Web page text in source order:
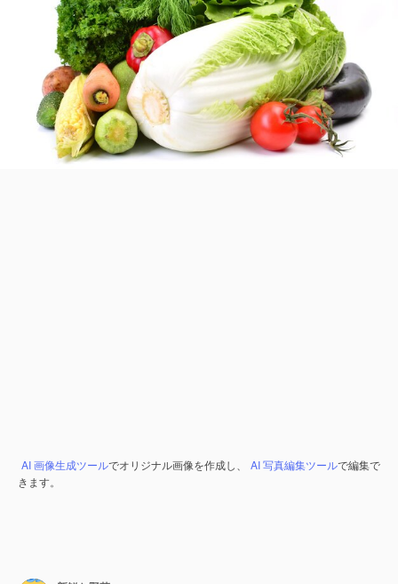
AI 画像生成ツールでオリジナル画像を作成し、 AI 写真編集ツールで編集で
きます。